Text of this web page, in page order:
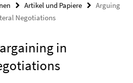
Artikel und Papiere
Arguing
Negotiations
in